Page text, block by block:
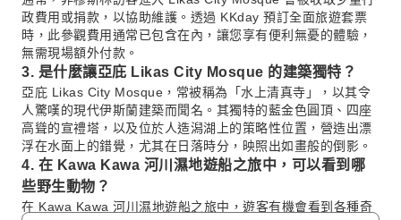
政費用或捐款，以協助維護。透過 KKday 預訂全面旅遊套票
時，此參觀費用通常已包含在內，讓您享有便利無憂的體驗，
無需現場額外付款。
3. 是什麼讓亞庇 Likas City Mosque 的建築獨特？
亞庇 Likas City Mosque，常被稱為「水上清真寺」，以其令
人驚嘆的現代伊斯蘭建築而聞名。其獨特的藍金色圓頂、四座
高聳的宣禮塔，以及位於人造潟湖上的策略性位置，營造出漂
浮在水面上的錯覺，尤其在日落時分，映照出如畫般的倒影。
4. 在 Kawa Kawa 河川濕地遊船之旅中，可以看到哪
些野生動物？
在 Kawa Kawa 河川濕地遊船之旅中，遊客有機會看到各種奇